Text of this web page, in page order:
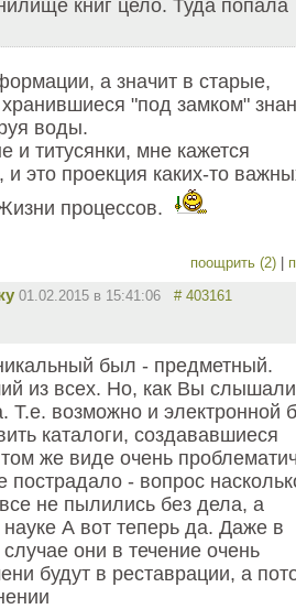
книг цело. Туда попала
а значит в старые,
"под замком"
воды.
и титусянки, мне кажется
и это проекция каких-то
процессов.
поощрить (2) |
01.02.2015 в 15:41:06 # 403161
был - предметный.
из всех. Но, как Вы
Т.е. возможно и электронной
каталоги, создававшиеся
же виде очень
- вопрос
не пылились без дела, а
А вот теперь да. Даже в
они в течение очень
будут в реставрации, а